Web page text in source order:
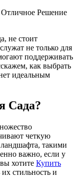
не стоит
не только для
поддерживать
как выбрать
идеальным
Сада?
четкую
такими
важно, если у
хотите Купить
стильность и